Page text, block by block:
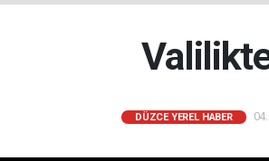
DÜZCE YEREL HABER